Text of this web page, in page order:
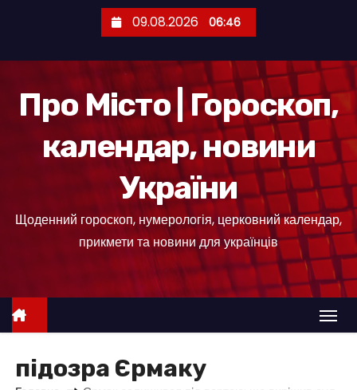
е
09.08.2026 06:46
Про Місто | Гороскоп,
календар, новини
України
Щоденний гороскоп, нумерологія, церковний календар,
прикмети та новини для українців
підозра Єрмаку